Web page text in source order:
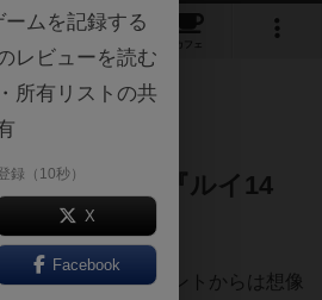
4
カフェ
4ヶ月前
きな決断──『ルイ14
の深み】
えめなコンポーネントからは想像
ムを記録する
レビューを読む
所有リストの共
録（10秒）
X
Facebook